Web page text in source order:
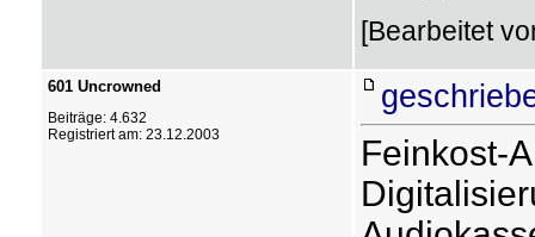
[Bearbeitet
601 Uncrowned
Beiträge: 4.632
Registriert am: 23.12.2003
Feinkost-